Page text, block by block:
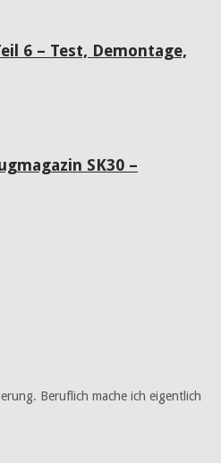
6 – Test, Demontage,
SK30 –
Beruflich mache ich eigentlich